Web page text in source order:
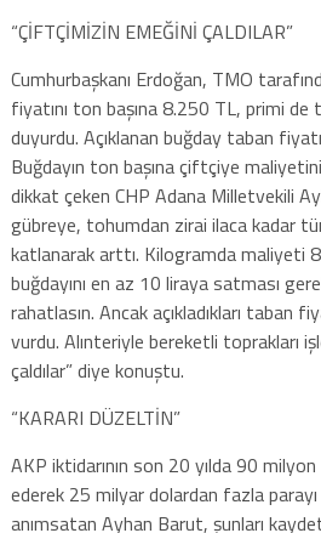
“ÇİFTÇİMİZİN EMEĞİNİ ÇALDILAR”
Cumhurbaşkanı Erdoğan, TMO
fiyatını ton başına 8.250 TL, primi
duyurdu. Açıklanan buğday taban
Buğdayın ton başına çiftçiye
dikkat çeken CHP Adana Milletvekili
gübreye, tohumdan zirai ilaca kadar
katlanarak arttı. Kilogramda maliyeti
buğdayını en az 10 liraya satması
rahatlasın. Ancak açıkladıkları taban
vurdu. Alınteriyle bereketli toprakları
çaldılar” diye konuştu.
“KARARI DÜZELTİN”
AKP iktidarının son 20 yılda 90
ederek 25 milyar dolardan fazla
anımsatan Ayhan Barut, şunları